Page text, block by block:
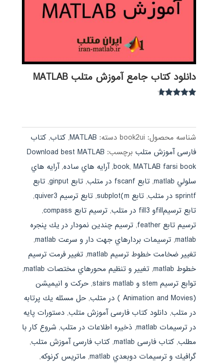
دانلود کتاب جامع آموزش متلب MATLAB
شناسه محصول: book2ui دسته: MATLAB
, کتاب, کتاب
فارسی آموزش متلب برچسب: Download best MATLAB
book,MATLAB farsi book
,آرايه هاي ساده,آرايه هاي
سلولي matlab
, تابع fscanf در متلب , تابع ginput , تابع
sprintf در متلب
, تابع subplot(m , تابع ترسيم quiver3
,
تابع ترسيمfillو fill3 در متلب
, ترسيم تابع compass
,
ترسيم تابع feather
, ترسيم چندين نمودار در يك پنجره
matlab
, ترسيمات بردارهاي جهت دار و سرعت matlab
,
تغيير ضخامت خطوط ترسيم matlab
, تغيير فرمت ترسيم
خطوط matlab
, تغيير و تنظيم محورهاي مختصات matlab
,
توابع ترسيم stem و stairs matlab
, حركت و انيميشن
(Animation and Movies ) در متلب
, حل مسئله يك پرتابه
در متلب, دانلود کتاب فارسی آموزش متلب, دستورات پايه
در ترسيمات matlab
, ذخيره اطلاعات در متلب, شروع كار با
مطلب, کتاب فارسی matlab , کتاب فارسی آموزش متلب,
گرافيك و ترسيمات دوبعدي matlab
, ماتريس كرنوكه,